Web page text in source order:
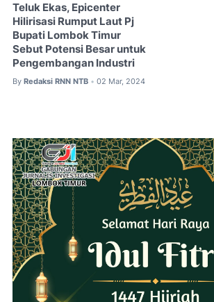
Teluk Ekas, Epicenter
Hilirisasi Rumput Laut Pj
Bupati Lombok Timur
Sebut Potensi Besar untuk
Pengembangan Industri
By Redaksi RNN NTB • 02 Mar, 2024